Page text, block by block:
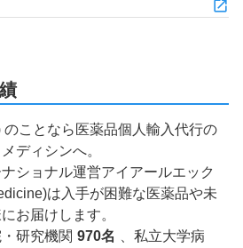
のことなら医薬品個人輸入代行の
ディシンへ。
ショナル運営アイアールエック
は入手が困難な医薬品や未
お届けします。
研究機関 970名
、私立大学病